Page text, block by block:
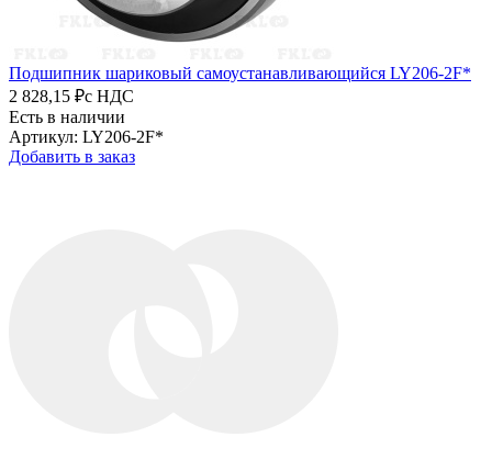
Подшипник шариковый самоустанавливающийся LY206-2F*
2 828,15 ₽с НДС
Есть в наличии
Артикул: LY206-2F*
Добавить в заказ